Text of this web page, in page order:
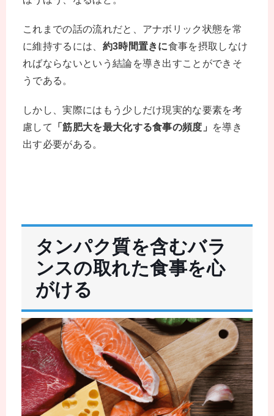
これまでの話の流れだと、アナボリック状態を常
に維持するには、 約3時間置きに食事を摂取しなけ
ればならないという結論を導き出すことができそ
うである。
しかし、実際にはもう少しだけ現実的な要素を考
慮して
「筋肥大を最大化する食事の頻度」
を導き
出す必要がある。
タンパク質を含むバラ
ンスの取れた食事を心
がける